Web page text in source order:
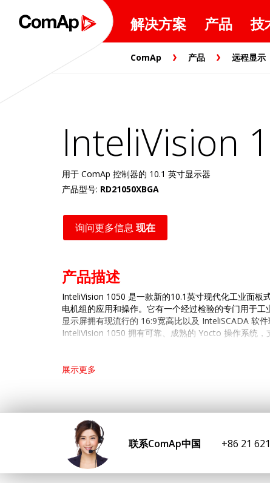
解决方案 产品 技
ComAp 产品 远程显示
InteliVision
用于 ComAp 控制器的 10.1 英寸显示器
产品型号: RD21050XBGA
询问更多信息 现在
产品描述
InteliVision 1050 是一款新的10.1英寸现代化工业面板
电机组的应用和操作。它有一个经过检验的专门用于
显示屏拥有现流行的 16:9宽高比以及 InteliSCADA 软件
InteliVision 1050 拥有可靠、成熟的 Yocto 操作系统，
前面板符合 IP65 标准
在数据库中长期存储数据
可通过以太网、RS-232 和 RS-485 进行通信
2 个 USB 端口和一个 SD 卡插槽
Linux 操作系统
展示更多
联系ComAp中国 +86 21